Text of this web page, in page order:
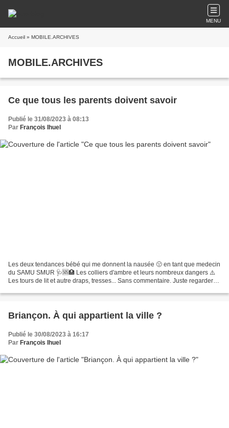
MENU
Accueil » MOBILE.ARCHIVES
MOBILE.ARCHIVES
Ce que tous les parents doivent savoir
Publié le 31/08/2023 à 08:13
Par François Ihuel
Les deux tendances bébé qui me donnent la nausée 🤢 en tant que medecin
du SAMU SMUR 🩺🆘🏥 Les colliers d'ambre et leurs nombreux dangers ⚠️
Les tours de lit et autre draps, tresses... Sans commentaire. Juste regarder
Briançon. À qui appartient la ville ?
Publié le 30/08/2023 à 16:17
Par François Ihuel